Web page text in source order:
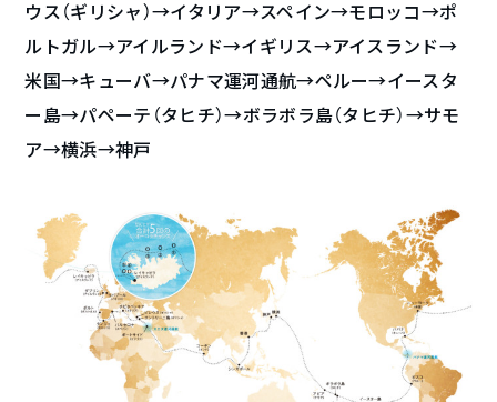
ウス（ギリシャ）→イタリア→スペイン→モロッコ→ポ
ルトガル→アイルランド→イギリス→アイスランド→
米国→キューバ→パナマ運河通航→ペルー→イースタ
ー島→パペーテ（タヒチ）→ボラボラ島（タヒチ）→サモ
ア→横浜→神戸